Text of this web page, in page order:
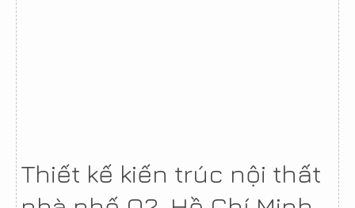
Thiết kế kiến trúc nội thất